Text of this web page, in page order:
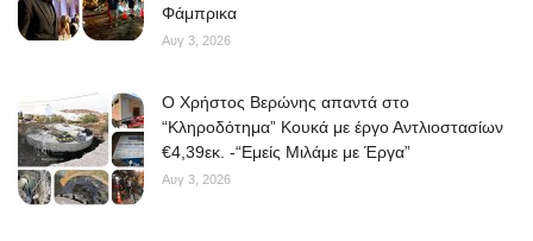
Φάμπρικα
Αυγ 3, 2026
O Χρήστος Βερώνης απαντά στο
“Κληροδότημα” Κουκά με έργο Αντλιοστασίων
€4,39εκ. -“Εμείς Μιλάμε με Έργα”
Αυγ 3, 2026